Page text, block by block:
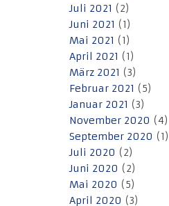
Juli 2021 (2)
Juni 2021 (1)
Mai 2021 (1)
April 2021 (1)
März 2021 (3)
Februar 2021 (5)
Januar 2021 (3)
November 2020 (4)
September 2020 (1)
Juli 2020 (2)
Juni 2020 (2)
Mai 2020 (5)
April 2020 (3)